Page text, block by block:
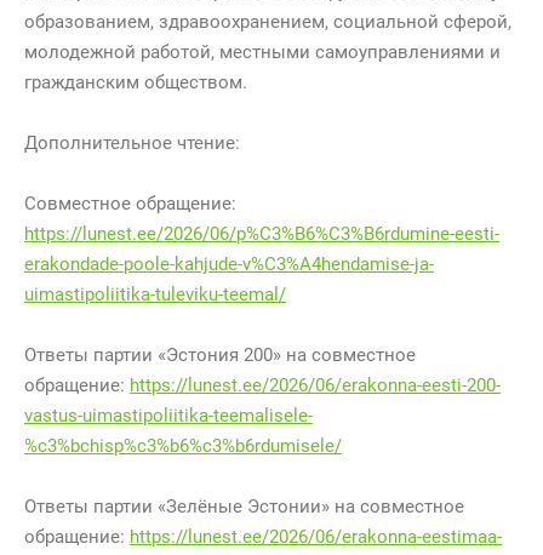
образованием, здравоохранением, социальной сферой,
молодежной работой, местными самоуправлениями и
гражданским обществом.
Дополнительное чтение:
Совместное обращение:
https://lunest.ee/2026/06/p%C3%B6%C3%B6rdumine-eesti-
erakondade-poole-kahjude-v%C3%A4hendamise-ja-
uimastipoliitika-tuleviku-teemal/
Ответы партии «Эстония 200» на совместное
обращение: https://lunest.ee/2026/06/erakonna-eesti-200-
vastus-uimastipoliitika-teemalisele-
%c3%bchisp%c3%b6%c3%b6rdumisele/
Ответы партии «Зелёные Эстонии» на совместное
обращение: https://lunest.ee/2026/06/erakonna-eestimaa-